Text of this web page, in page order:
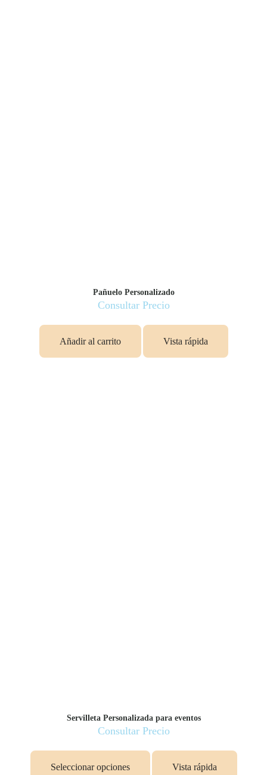
Pañuelo Personalizado
Consultar Precio
Añadir al carrito Vista rápida
Servilleta Personalizada para eventos
Consultar Precio
Seleccionar opciones Vista rápida